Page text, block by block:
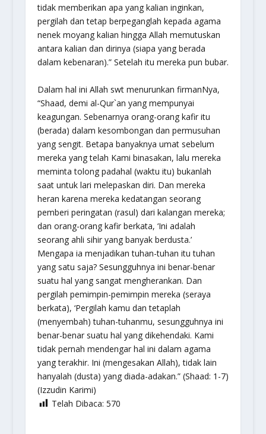
tidak memberikan apa yang kalian inginkan,
pergilah dan tetap berpeganglah kepada agama
nenek moyang kalian hingga Allah memutuskan
antara kalian dan dirinya (siapa yang berada
dalam kebenaran).” Setelah itu mereka pun bubar.
Dalam hal ini Allah swt menurunkan firmanNya,
“Shaad, demi al-Qur`an yang mempunyai
keagungan. Sebenarnya orang-orang kafir itu
(berada) dalam kesombongan dan permusuhan
yang sengit. Betapa banyaknya umat sebelum
mereka yang telah Kami binasakan, lalu mereka
meminta tolong padahal (waktu itu) bukanlah
saat untuk lari melepaskan diri. Dan mereka
heran karena mereka kedatangan seorang
pemberi peringatan (rasul) dari kalangan mereka;
dan orang-orang kafir berkata, ‘Ini adalah
seorang ahli sihir yang banyak berdusta.’
Mengapa ia menjadikan tuhan-tuhan itu tuhan
yang satu saja? Sesungguhnya ini benar-benar
suatu hal yang sangat mengherankan. Dan
pergilah pemimpin-pemimpin mereka (seraya
berkata), ‘Pergilah kamu dan tetaplah
(menyembah) tuhan-tuhanmu, sesungguhnya ini
benar-benar suatu hal yang dikehendaki. Kami
tidak pernah mendengar hal ini dalam agama
yang terakhir. Ini (mengesakan Allah), tidak lain
hanyalah (dusta) yang diada-adakan.” (Shaad: 1-7)
(Izzudin Karimi)
Telah Dibaca: 570